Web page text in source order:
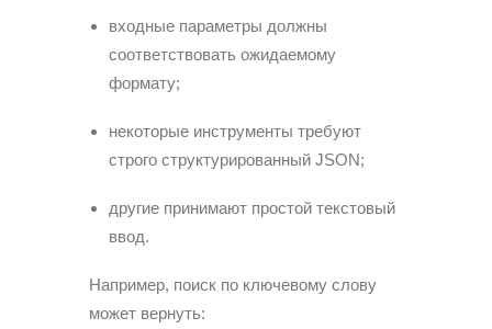
входные параметры должны
соответствовать ожидаемому
формату;
некоторые инструменты требуют
строго структурированный JSON;
другие принимают простой текстовый
ввод.
Например, поиск по ключевому слову
может вернуть: